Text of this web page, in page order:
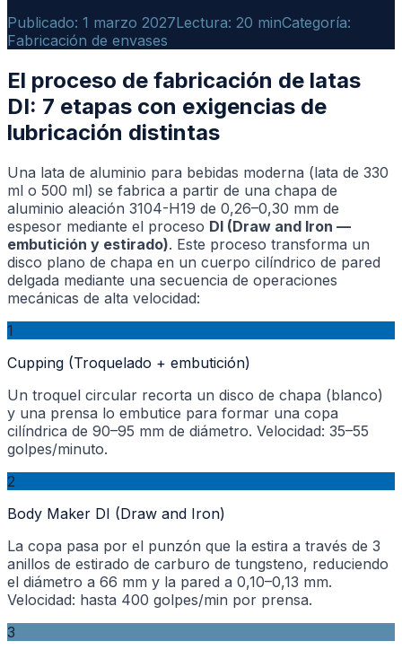
Publicado: 1 marzo 2027Lectura: 20 minCategoría:
Fabricación de envases
El proceso de fabricación de latas
DI: 7 etapas con exigencias de
lubricación distintas
Una lata de aluminio para bebidas moderna (lata de 330
ml o 500 ml) se fabrica a partir de una chapa de
aluminio aleación 3104-H19 de 0,26–0,30 mm de
espesor mediante el proceso DI (Draw and Iron —
embutición y estirado). Este proceso transforma un
disco plano de chapa en un cuerpo cilíndrico de pared
delgada mediante una secuencia de operaciones
mecánicas de alta velocidad:
1
Cupping (Troquelado + embutición)
Un troquel circular recorta un disco de chapa (blanco)
y una prensa lo embutice para formar una copa
cilíndrica de 90–95 mm de diámetro. Velocidad: 35–55
golpes/minuto.
2
Body Maker DI (Draw and Iron)
La copa pasa por el punzón que la estira a través de 3
anillos de estirado de carburo de tungsteno, reduciendo
el diámetro a 66 mm y la pared a 0,10–0,13 mm.
Velocidad: hasta 400 golpes/min por prensa.
3